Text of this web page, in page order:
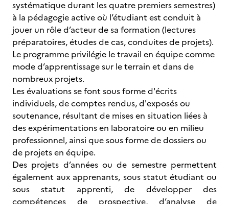
systématique durant les quatre premiers semestres)
à la pédagogie active où l’étudiant est conduit à
jouer un rôle d’acteur de sa formation (lectures
préparatoires, études de cas, conduites de projets).
Le programme privilégie le travail en équipe comme
mode d’apprentissage sur le terrain et dans de
nombreux projets.
Les évaluations se font sous forme d'écrits
individuels, de comptes rendus, d'exposés ou
soutenance, résultant de mises en situation liées à
des expérimentations en laboratoire ou en milieu
professionnel, ainsi que sous forme de dossiers ou
de projets en équipe.
Des projets d’années ou de semestre permettent
également aux apprenants, sous statut étudiant ou
sous statut apprenti, de développer des
compétences de prospective, d’analyse de